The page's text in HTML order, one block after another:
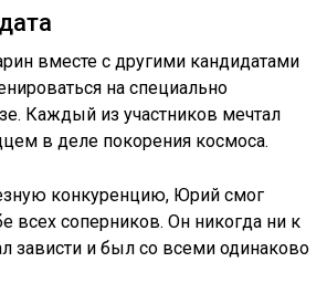
вместе с другими кандидатами
на специально
Каждый из участников мечтал
в деле покорения космоса.
конкуренцию, Юрий смог
всех соперников. Он никогда ни к
зависти и был со всеми одинаково